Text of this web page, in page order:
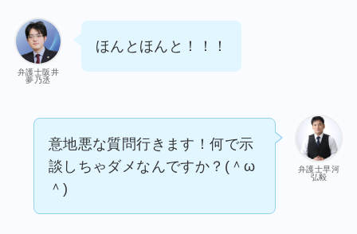
弁護士阪井
夢乃丞
ほんとほんと！！！
弁護士早河
弘毅
意地悪な質問行きます！何で示
談しちゃダメなんですか？(＾ω
＾)